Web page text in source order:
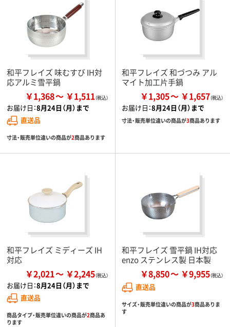
和平フレイズ 味むすび IH対
応アルミ雪平鍋
￥1,368 ￥1,511
お届け日：8月24日（月）まで
直送品
寸法・販売単位違いの商品が2商品あります
和平フレイズ 和づつみ アル
マイト加工片手鍋
￥1,305 ￥1,657
お届け日：8月24日（月）まで
寸法・販売単位違いの商品が3商品あります
和平フレイズ ミディーズ IH
対応
￥2,021 ￥2,245
お届け日：8月24日（月）まで
直送品
商品タイプ・販売単位違いの商品が2商品あ
ります
和平フレイズ 雪平鍋 IH対応
enzo ステンレス製 日本製
￥8,850 ￥9,955
直送品
サイズ・販売単位違いの商品が3商品ありま
す